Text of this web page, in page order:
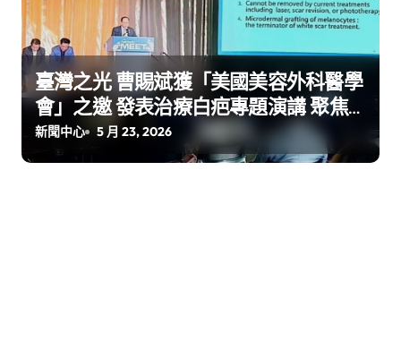
臺灣之光 曹賜斌獲「美國美容外科醫學
會」之邀 發表治療白疤專題演講 聚焦
臺灣隊 展現精湛醫技軟實力
新聞中心 5 月 23, 2026